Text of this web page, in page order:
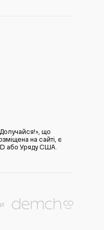
що
на сайті, є
або Уряду США.